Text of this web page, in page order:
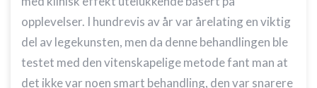
opplevelser. I hundrevis av år var årelating en viktig
del av legekunsten, men da denne behandlingen ble
testet med den vitenskapelige metode fant man at
det ikke var noen smart behandling, den var snarere